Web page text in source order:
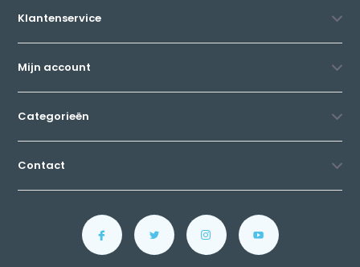
Klantenservice
Mijn account
Categorieën
Contact